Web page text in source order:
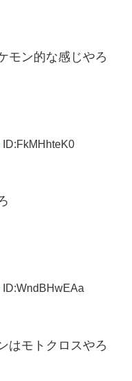
モン的な感じやろ
ID:FkMHhteK0
ID:WndBHwEAa
はモトクロスやろ